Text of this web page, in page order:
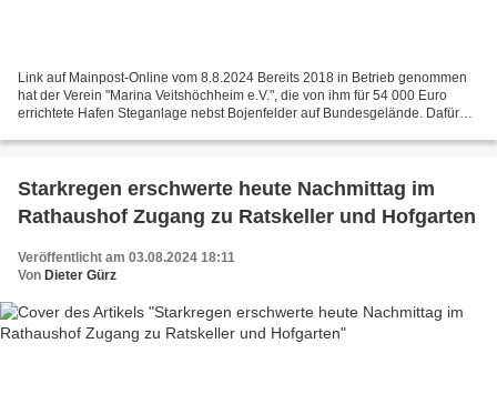
Link auf Mainpost-Online vom 8.8.2024 Bereits 2018 in Betrieb genommen
hat der Verein "Marina Veitshöchheim e.V.", die von ihm für 54 000 Euro
errichtete Hafen Steganlage nebst Bojenfelder auf Bundesgelände. Dafür
Starkregen erschwerte heute Nachmittag im
Rathaushof Zugang zu Ratskeller und Hofgarten
Veröffentlicht am 03.08.2024 18:11
Von Dieter Gürz